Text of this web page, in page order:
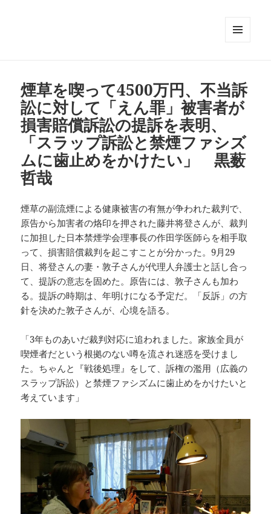
ット
煙草を喫って4500万円、不当訴
訟に対して「えん罪」被害者が
損害賠償訴訟の提訴を表明、
「スラップ訴訟と禁煙ファシズ
ムに歯止めをかけたい」 黒薮
哲哉
煙草の副流煙による健康被害の有無が争われた裁判で、
原告から加害者の烙印を押された藤井将登さんが、裁判
に加担した日本禁煙学会理事長の作田学医師らを相手取
って、損害賠償裁判を起こすことが分かった。9月29
日、将登さんの妻・敦子さんが代理人弁護士と話し合っ
て、提訴の意志を固めた。原告には、敦子さんも加わ
る。提訴の時期は、年明けになる予定だ。「反訴」の方
針を決めた敦子さんが、心境を語る。
「3年ものあいだ裁判対応に追われました。家族全員が
喫煙者だという根拠のない噂を流され迷惑を受けまし
た。ちゃんと『戦後処理』をして、訴権の濫用（広義の
スラップ訴訟）と禁煙ファシズムに歯止めをかけたいと
考えています」